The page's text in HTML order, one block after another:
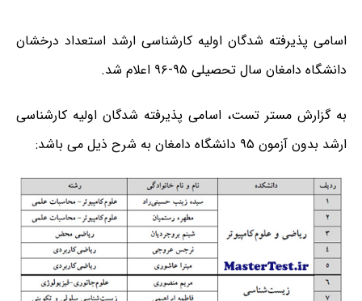
اسامی پذیرفته شدگان اولیه کارشناسی ارشد استعداد درخشان
دانشگاه دامغان سال تحصیلی ۹۵-۹۶ اعلام شد.
به گزارش مستر تست، اسامی پذیرفته شدگان اولیه کارشناسی
ارشد بدون آزمون ۹۵ دانشگاه دامغان به شرح ذیل می باشد: